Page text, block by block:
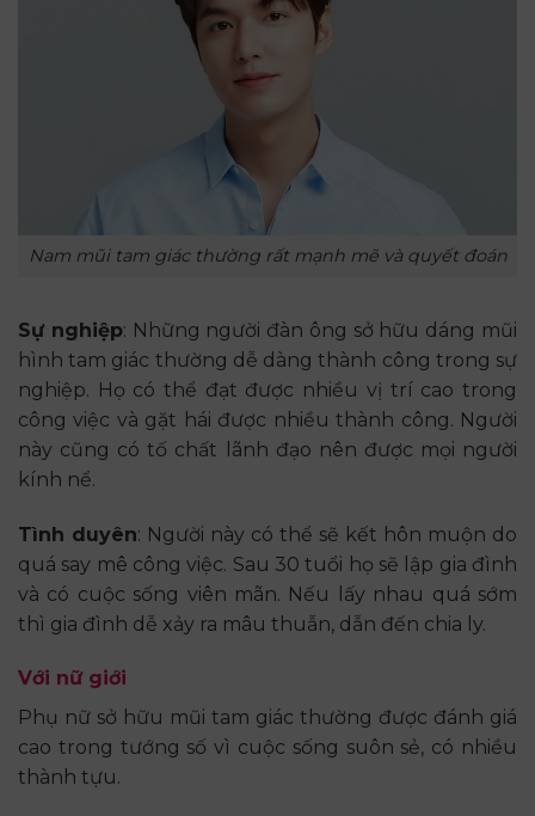
Nam mũi tam giác thường rất mạnh mẽ và quyết đoán
Sự nghiệp: Những người đàn ông sở hữu dáng mũi
hình tam giác thường dễ dàng thành công trong sự
nghiệp. Họ có thể đạt được nhiều vị trí cao trong
công việc và gặt hái được nhiều thành công. Người
này cũng có tố chất lãnh đạo nên được mọi người
kính nể.
Tình duyên: Người này có thể sẽ kết hôn muộn do
quá say mê công việc. Sau 30 tuổi họ sẽ lập gia đình
và có cuộc sống viên mãn. Nếu lấy nhau quá sớm
thì gia đình dễ xảy ra mâu thuẫn, dẫn đến chia ly.
Với nữ giới
Phụ nữ sở hữu mũi tam giác thường được đánh giá
cao trong tướng số vì cuộc sống suôn sẻ, có nhiều
thành tựu.